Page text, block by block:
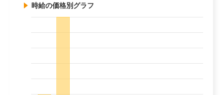
時給の価格別グラフ